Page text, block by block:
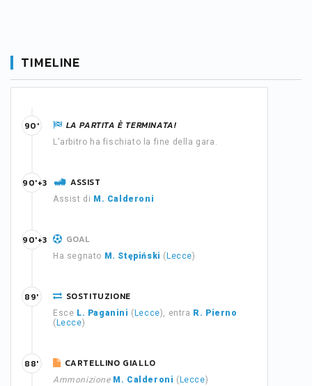
TIMELINE
LA PARTITA È TERMINATA!
L'arbitro ha fischiato la fine della gara.
90'
ASSIST
Assist di M. Calderoni
90'+3
GOAL
Ha segnato M. Stępiński ( Lecce)
90'+3
SOSTITUZIONE
Esce L. Paganini ( Lecce), entra R. Pierno
( Lecce)
89'
CARTELLINO GIALLO
Ammonizione M. Calderoni ( Lecce)
88'